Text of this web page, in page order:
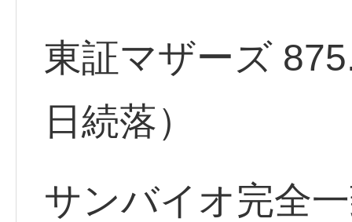
東証マザーズ
日続落）
サンバイオ完全